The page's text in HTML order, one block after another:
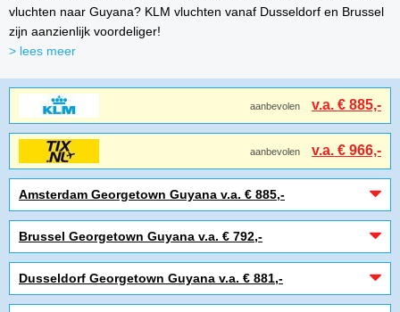
vluchten naar Guyana? KLM vluchten vanaf Dusseldorf en Brussel
zijn aanzienlijk voordeliger!
> lees meer
aanbevolen v.a. € 885,-
aanbevolen v.a. € 966,-
Amsterdam Georgetown Guyana v.a. € 885,-
Brussel Georgetown Guyana v.a. € 792,-
Dusseldorf Georgetown Guyana v.a. € 881,-